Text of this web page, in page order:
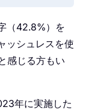
（42.8%）を
ッシュレスを使
感じる方もい
年に実施した